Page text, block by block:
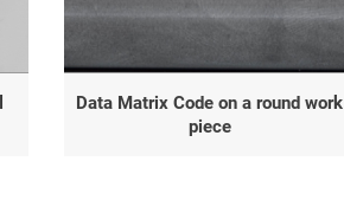
Data Matrix Code on a round work
piece